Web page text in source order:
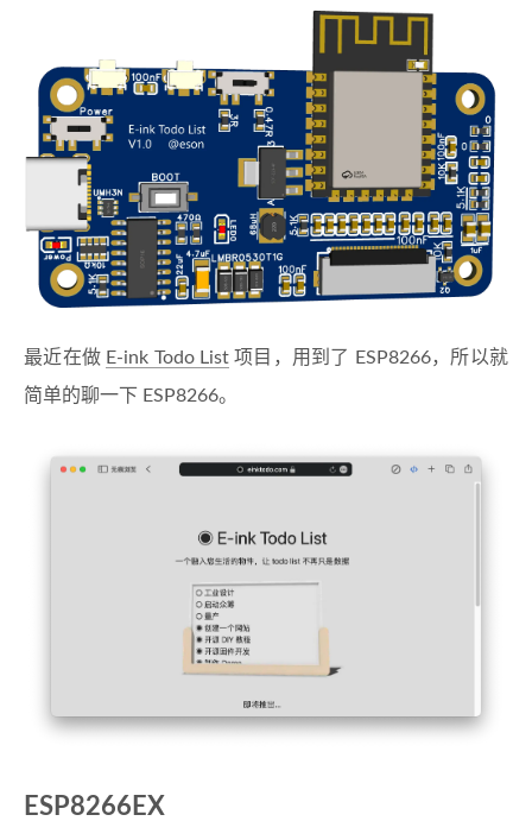
最近在做 E-ink Todo List项目，用到了 ESP8266，所以就
简单的聊一下 ESP8266。
ESP8266EX